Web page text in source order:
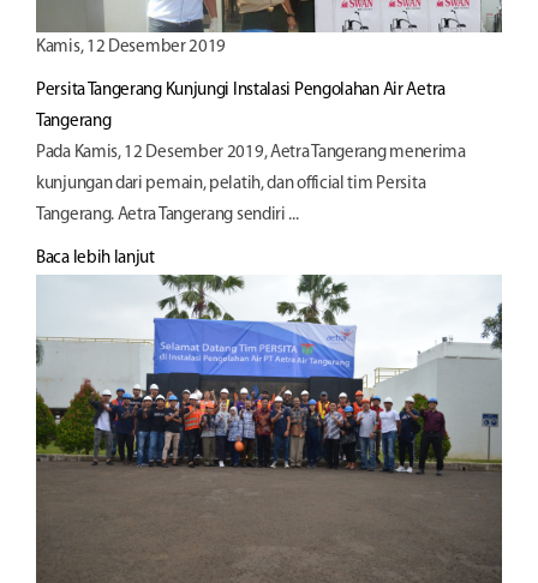
Kamis, 12 Desember 2019
Persita Tangerang Kunjungi Instalasi Pengolahan Air Aetra
Tangerang
Pada Kamis, 12 Desember 2019, Aetra Tangerang menerima
kunjungan dari pemain, pelatih, dan official tim Persita
Tangerang. Aetra Tangerang sendiri ...
Baca lebih lanjut